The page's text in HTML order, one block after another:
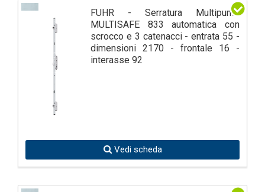
FUHR - Serratura Multipunto
MULTISAFE 833 automatica con
scrocco e 3 catenacci - entrata 55 -
dimensioni 2170 - frontale 16 -
interasse 92
Vedi scheda